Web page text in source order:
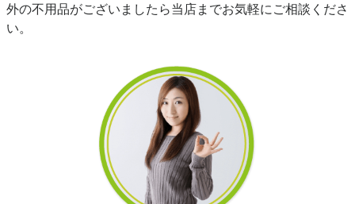
外の不用品がございましたら当店までお気軽にご相談くださ
い。